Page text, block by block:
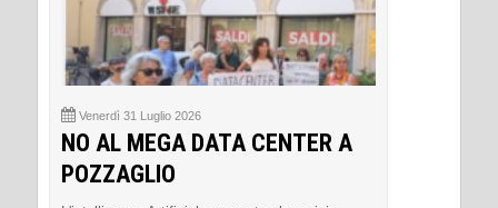
Venerdì 31 Luglio 2026
NO AL MEGA DATA CENTER A
POZZAGLIO